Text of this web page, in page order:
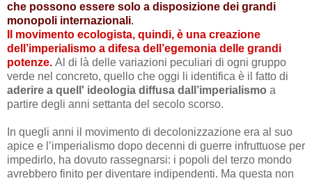
che possono essere solo a disposizione dei grandi
monopoli internazionali.
Il movimento ecologista, quindi, è una creazione
dell’imperialismo a difesa dell’egemonia delle grandi
potenze. Al di là delle variazioni peculiari di ogni gruppo
verde nel concreto, quello che oggi li identifica è il fatto di
aderire a quell' ideologia diffusa dall’imperialismo a
partire degli anni settanta del secolo scorso.
In quegli anni il movimento di decolonizzazione era al suo
apice e l’imperialismo dopo decenni di guerre infruttuose per
impedirlo, ha dovuto rassegnarsi: i popoli del terzo mondo
avrebbero finito per diventare indipendenti. Ma questa non